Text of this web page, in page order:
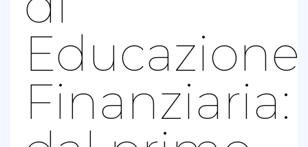
Educazione
Finanziaria: